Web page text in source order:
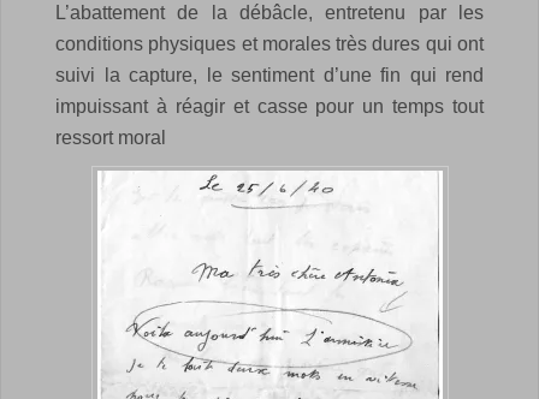
L’abattement de la débâcle, entretenu par les
conditions physiques et morales très dures qui ont
suivi la capture, le sentiment d’une fin qui rend
impuissant à réagir et casse pour un temps tout
ressort moral